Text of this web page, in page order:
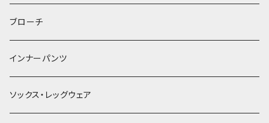
ヘアゴム
簪
ブローチ
インナーパンツ
ソックス・レッグウェア